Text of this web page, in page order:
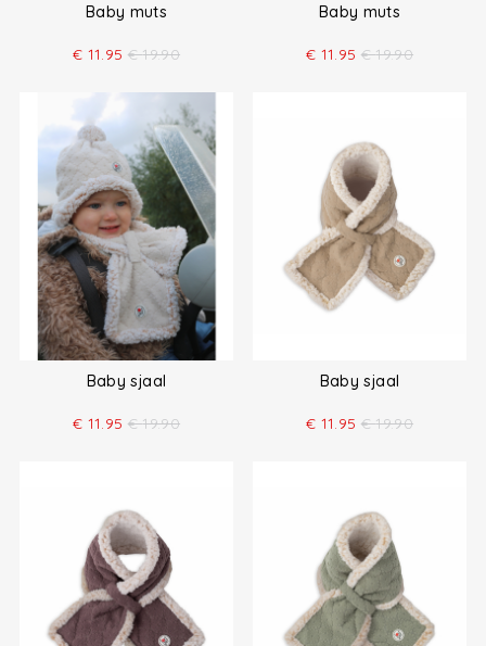
Baby muts
€ 11.95 € 19.90
Baby muts
€ 11.95 € 19.90
Baby sjaal
€ 11.95 € 19.90
Baby sjaal
€ 11.95 € 19.90